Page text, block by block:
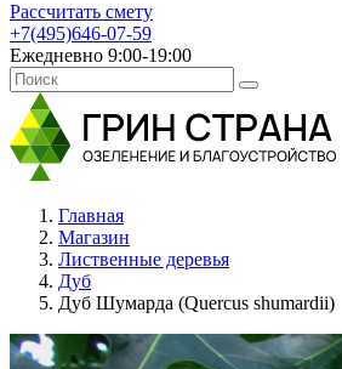
Рассчитать смету
+7(495)646-07-59
Ежедневно 9:00-19:00
Главная
Магазин
Лиственные деревья
Дуб
Дуб Шумарда (Quercus shumardii)